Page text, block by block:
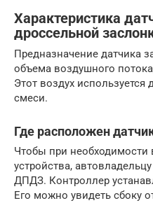
Характеристика
дроссельной
Предназначение датчика
объема воздушного
Этот воздух
смеси.
Где расположен
Чтобы при необходимости
устройства,
ДПДЗ. Контроллер
Его можно увидеть сбоку